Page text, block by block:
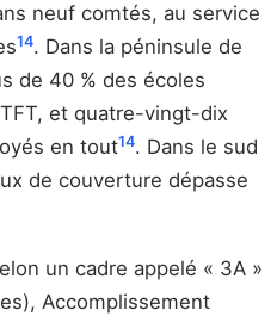
neuf comtés, au service
14. Dans la péninsule de
de 40 % des écoles
et quatre-vingt-dix
en tout14. Dans le sud
de couverture dépasse
un cadre appelé « 3A »
Accomplissement